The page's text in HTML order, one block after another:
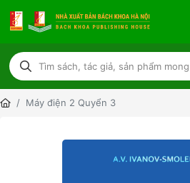
Máy điện 2 Quyển 3